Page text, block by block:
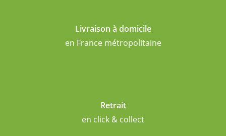
Livraison à domicile
en France métropolitaine
Retrait
en click & collect